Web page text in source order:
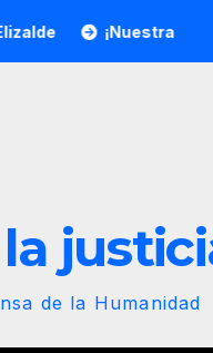
¡Nuestra bandera
de la Humanidad